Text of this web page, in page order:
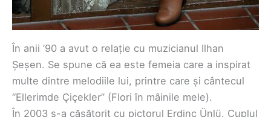
În anii ’90 a avut o relație cu muzicianul Ilhan
Șeșen. Se spune că ea este femeia care a inspirat
multe dintre melodiile lui, printre care și cântecul
“Ellerimde Çiçekler” (Flori în mâinile mele).
În 2003 s-a căsătorit cu pictorul Erdinç Ünlü. Cuplul